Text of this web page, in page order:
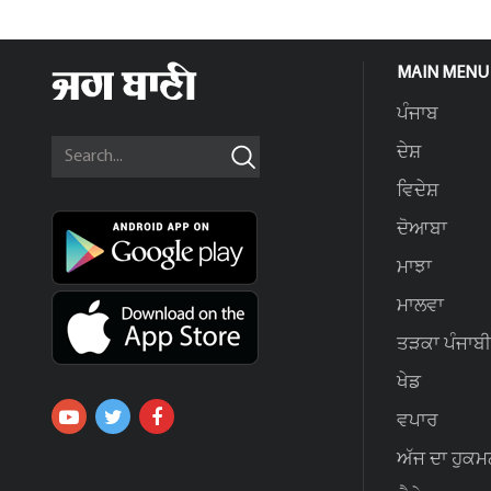
MAIN MENU
ਪੰਜਾਬ
ਦੇਸ਼
ਵਿਦੇਸ਼
ਦੋਆਬਾ
ਮਾਝਾ
ਮਾਲਵਾ
ਤੜਕਾ ਪੰਜਾਬੀ
ਖੇਡ
ਵਪਾਰ
ਅੱਜ ਦਾ